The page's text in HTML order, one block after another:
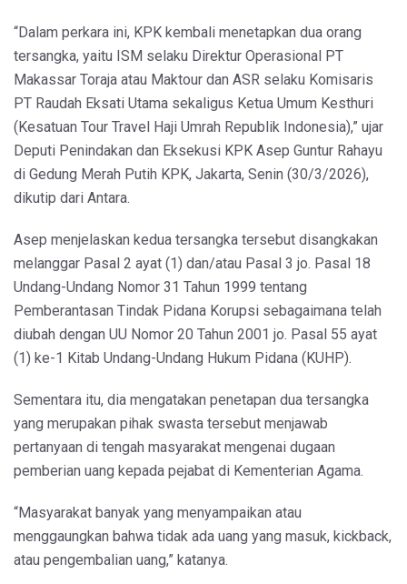
“Dalam perkara ini, KPK kembali menetapkan dua orang
tersangka, yaitu ISM selaku Direktur Operasional PT
Makassar Toraja atau Maktour dan ASR selaku Komisaris
PT Raudah Eksati Utama sekaligus Ketua Umum Kesthuri
(Kesatuan Tour Travel Haji Umrah Republik Indonesia),” ujar
Deputi Penindakan dan Eksekusi KPK Asep Guntur Rahayu
di Gedung Merah Putih KPK, Jakarta, Senin (30/3/2026),
dikutip dari Antara.
Asep menjelaskan kedua tersangka tersebut disangkakan
melanggar Pasal 2 ayat (1) dan/atau Pasal 3 jo. Pasal 18
Undang-Undang Nomor 31 Tahun 1999 tentang
Pemberantasan Tindak Pidana Korupsi sebagaimana telah
diubah dengan UU Nomor 20 Tahun 2001 jo. Pasal 55 ayat
(1) ke-1 Kitab Undang-Undang Hukum Pidana (KUHP).
Sementara itu, dia mengatakan penetapan dua tersangka
yang merupakan pihak swasta tersebut menjawab
pertanyaan di tengah masyarakat mengenai dugaan
pemberian uang kepada pejabat di Kementerian Agama.
“Masyarakat banyak yang menyampaikan atau
menggaungkan bahwa tidak ada uang yang masuk, kickback,
atau pengembalian uang,” katanya.